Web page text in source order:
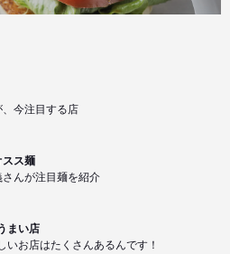
今注目する店
スス麺
んが注目麺を紹介
まい店
いお店はたくさんあるんです！